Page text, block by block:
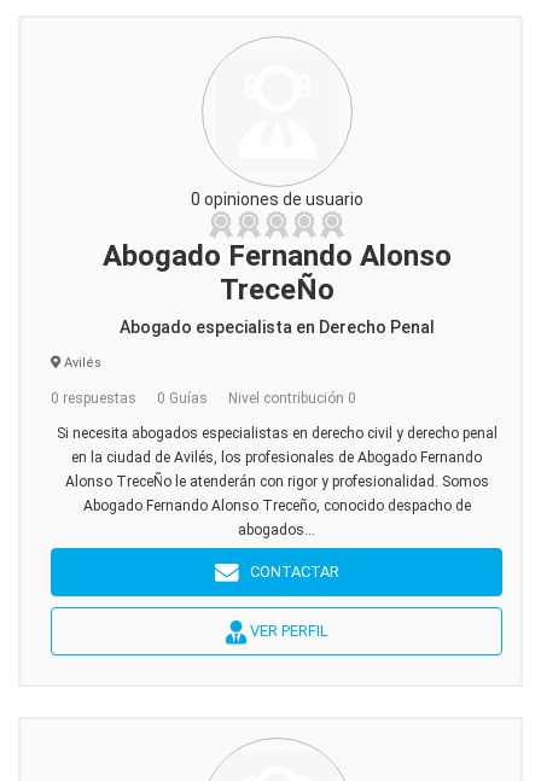
0 opiniones de usuario
Abogado Fernando Alonso
TreceÑo
Abogado especialista en Derecho Penal
Avilés
0 respuestas 0 Guías Nivel contribución 0
Si necesita abogados especialistas en derecho civil y derecho penal
en la ciudad de Avilés, los profesionales de Abogado Fernando
Alonso TreceÑo le atenderán con rigor y profesionalidad. Somos
Abogado Fernando Alonso Treceño, conocido despacho de
abogados...
CONTACTAR
VER PERFIL